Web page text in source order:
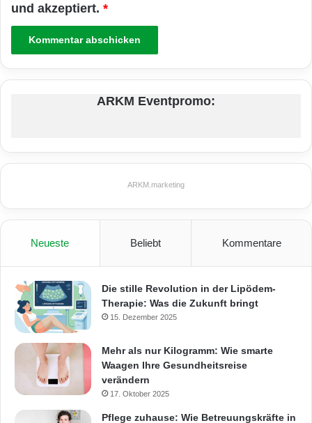
und akzeptiert. *
ARKM Eventpromo:
ARKM.marketing
Neueste Beliebt Kommentare
Die stille Revolution in der Lipödem-
Therapie: Was die Zukunft bringt
15. Dezember 2025
Mehr als nur Kilogramm: Wie smarte
Waagen Ihre Gesundheitsreise
verändern
17. Oktober 2025
Pflege zuhause: Wie Betreuungskräfte in